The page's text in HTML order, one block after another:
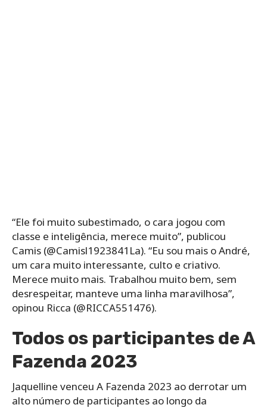
“Ele foi muito subestimado, o cara jogou com
classe e inteligência, merece muito”, publicou
Camis (@Camisl1923841La). “Eu sou mais o André,
um cara muito interessante, culto e criativo.
Merece muito mais. Trabalhou muito bem, sem
desrespeitar, manteve uma linha maravilhosa”,
opinou Ricca (@RICCA551476).
Todos os participantes de A
Fazenda 2023
Jaquelline venceu A Fazenda 2023 ao derrotar um
alto número de participantes ao longo da